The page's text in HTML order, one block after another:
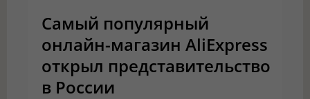
Самый популярный
онлайн-магазин AliExpress
открыл представительство
в России